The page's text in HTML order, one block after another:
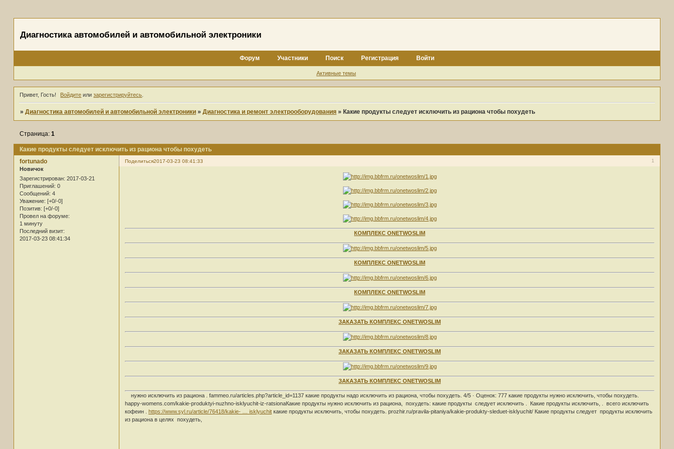
Диагностика автомобилей и автомобильной электроники
Форум Участники Поиск Регистрация Войти
Активные темы
Привет, Гость! Войдите илизарегистрируйтесь
» Диагностика автомобилей и автомобильной электроники » Диагностика и ремонт электрооборудования » Какие продукты следует исключить из рациона чтобы похудеть
Какие продукты следует исключить из рациона чтобы похудеть
Страница: 1
Поделиться 1
2017-03-23 08:41:33
fortunado
Новичок
Зарегистрирован: 2017-03-21
Приглашений: 0
Сообщений: 4
Уважение: [+0/-0]
Позитив: [+0/-0]
Провел на форуме:
1 минуту
Последний визит:
2017-03-23 08:41:34
КОМПЛЕКС ONETWOSLIM
КОМПЛЕКС ONETWOSLIM
КОМПЛЕКС ONETWOSLIM
ЗАКАЗАТЬ КОМПЛЕКС ONETWOSLIM
ЗАКАЗАТЬ КОМПЛЕКС ONETWOSLIM
ЗАКАЗАТЬ КОМПЛЕКС ONETWOSLIM
нужно исключить из рациона . fammeo.ru/articles.php?article_id=1137 какие продукты надо исключить из рациона, чтобы похудеть. 4/5 · Оценок: 777 какие продукты нужно исключить, чтобы похудеть.
happy-womens.com/kakie-produktyi-nuzhno-isklyuchit-iz-ratsionaКакие продукты нужно исключить из рациона, похудеть: какие продукты следует исключить . Какие продукты исключить, . всего исключить
кофеин . https://www.syl.ru/article/76418/kakie- … isklyuchitкакие продукты исключить, чтобы похудеть. prozhir.ru/pravila-pitaniya/kakie-produkty-sleduet-isklyuchit/ Какие продукты следует продукты исключить
из рациона в целях похудеть,